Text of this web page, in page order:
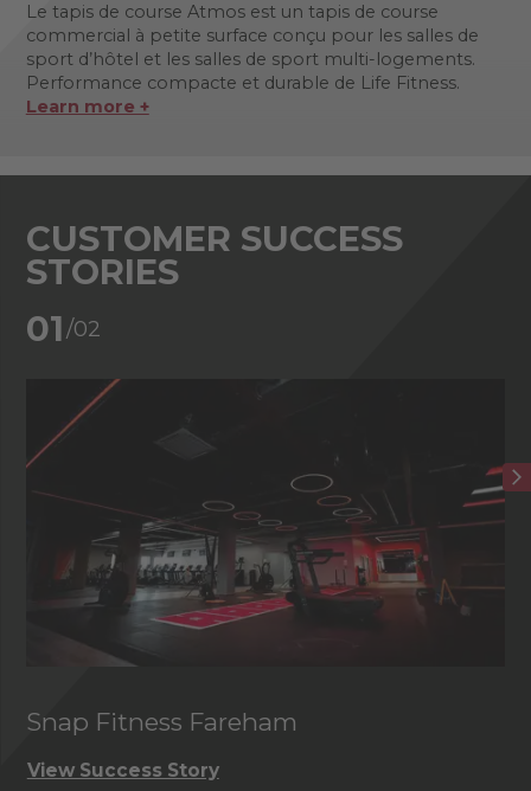
Le tapis de course Atmos est un tapis de course
commercial à petite surface conçu pour les salles de
sport d’hôtel et les salles de sport multi-logements.
Performance compacte et durable de Life Fitness.
Learn more +
CUSTOMER SUCCESS
STORIES
02/02
Club de golf de Foxhills
View Success Story